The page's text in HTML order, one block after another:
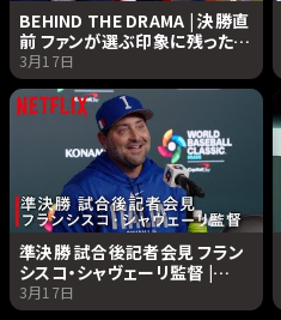
BEHIND THE DRAMA | 決勝直
前 ファンが選ぶ印象に残った選
手たち | 2026 ワールドベース
ボールクラシック | Netflix
Japan
3月17日
準決勝 試合後記者会見 フラン
シスコ・シャヴェーリ監督 |
2026 ワールドベースボールク
ラシック | Netflix Japan
3月17日